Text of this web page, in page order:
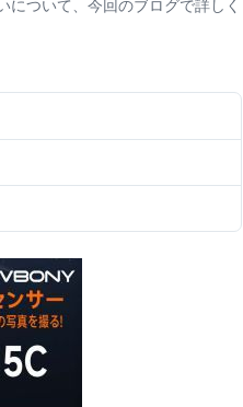
について、今回のブログで詳しく